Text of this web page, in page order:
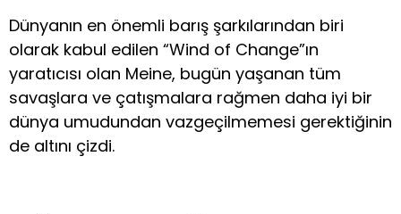
Dünyanın en önemli barış şarkılarından biri
olarak kabul edilen “Wind of Change”ın
yaratıcısı olan Meine, bugün yaşanan tüm
savaşlara ve çatışmalara rağmen daha iyi bir
dünya umudundan vazgeçilmemesi gerektiğinin
de altını çizdi.